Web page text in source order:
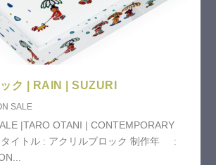
ク | RAIN | SUZURI
SALE
|TARO OTANI | CONTEMPORARY
イトル : アクリルブロック 制作年 :